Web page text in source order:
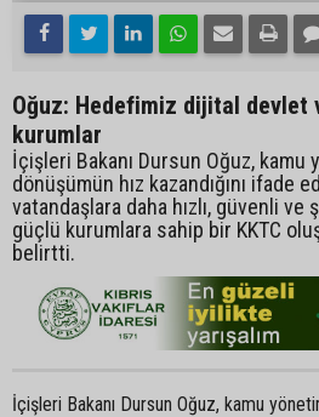
Oğuz: Hedefimiz dijital devlet
kurumlar
İçişleri Bakanı Dursun Oğuz, kamu
dönüşümün hız kazandığını ifade
vatandaşlara daha hızlı, güvenli
güçlü kurumlara sahip bir KKTC
belirtti.
İçişleri Bakanı Dursun Oğuz, kamu